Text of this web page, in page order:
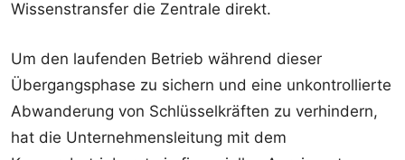
Wissenstransfer die Zentrale direkt.
Um den laufenden Betrieb während dieser
Übergangsphase zu sichern und eine unkontrollierte
Abwanderung von Schlüsselkräften zu verhindern,
hat die Unternehmensleitung mit dem